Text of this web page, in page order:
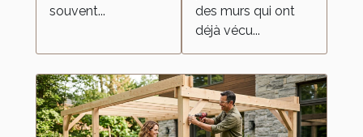
souvent...
des murs qui ont
déjà vécu...